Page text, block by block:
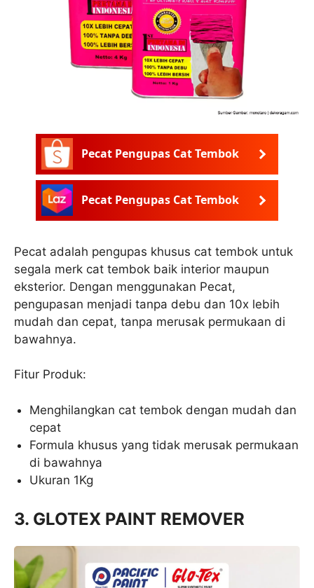
Pecat Pengupas Cat Tembok
Pecat Pengupas Cat Tembok
Pecat adalah pengupas khusus cat tembok untuk
segala merk cat tembok baik interior maupun
eksterior. Dengan menggunakan Pecat,
pengupasan menjadi tanpa debu dan 10x lebih
mudah dan cepat, tanpa merusak permukaan di
bawahnya.
Fitur Produk:
Menghilangkan cat tembok dengan mudah dan
cepat
Formula khusus yang tidak merusak permukaan
di bawahnya
Ukuran 1Kg
3. GLOTEX PAINT REMOVER